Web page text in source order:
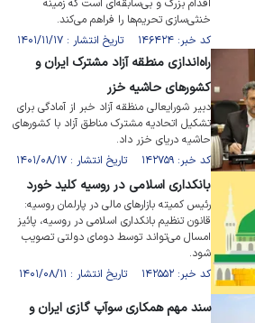
اقدام بزرگ و بی‌سابقه‌ای است که زمینه
خنثی‌سازی تحریم‌ها را فراهم می‌کند.
کد خبر: ۱۴۶۴۲۴ تاریخ انتشار : ۱۴۰۱/۱۱/۱۷
راه‌اندازی منطقه آزاد مشترک ایران و
کشورهای حاشیه خزر
دبیر شورایعالی منظقه آزاد خبر از آمادگی برای
تشکیل اتحادیه مشترک مناطق آزاد با کشور‌های
حاشیه دریای خزر داد.
کد خبر: ۱۴۲۷۵۹ تاریخ انتشار : ۱۴۰۱/۰۸/۱۷
بانکداری اسلامی در روسیه کلید خورد
رئیس کمیته بازارهای مالی در پارلمان روسیه:
قانون تنظیم‌ بانکداری اسلامی در روسیه، پائیز
امسال می‌تواند توسط دومای دولتی تصویب
شود.
کد خبر: ۱۴۲۵۵۲ تاریخ انتشار : ۱۴۰۱/۰۸/۱۱
سند مهم همکاری سوآپ گازی ایران و